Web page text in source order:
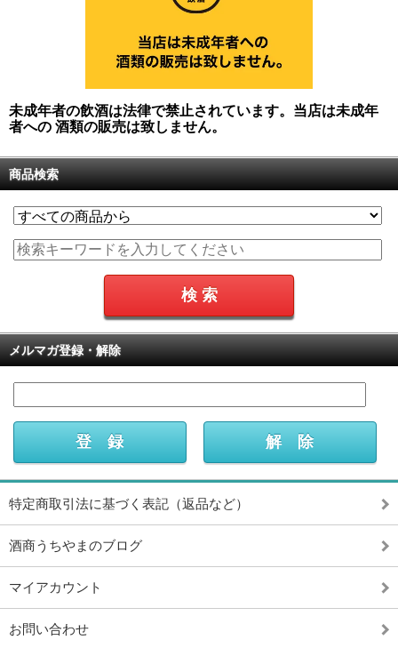
未成年者の飲酒は法律で禁止されています。当店は未成年
者への 酒類の販売は致しません。
商品検索
メルマガ登録・解除
特定商取引法に基づく表記（返品など）
酒商うちやまのブログ
マイアカウント
お問い合わせ